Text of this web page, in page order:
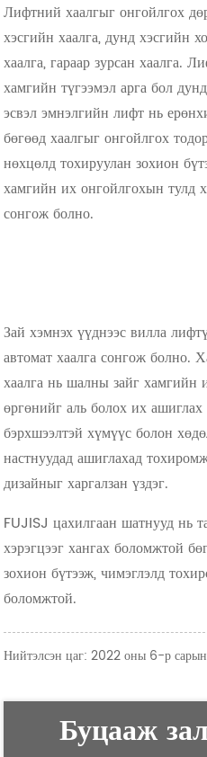
Лифтний хаалгыг онгойлгох
хэсгийн хаалга, дунд хэсгийн
хаалга, гараар зурсан хаалга.
хамгийн түгээмэл арга бол
эсвэл эмнэлгийн лифт нь
бөгөөд хаалгыг онгойлгох
нөхцөлд тохируулан зохион
хамгийн их онгойлгохын тулд
сонгож болно.
Зай хэмнэх үүднээс вилла
автомат хаалга сонгож болно.
хаалга нь шалны зайг
өргөнийг аль болох их
бэрхшээлтэй хүмүүс болон
настнуудад ашиглахад
дизайныг харгалзан үздэг.
FUJISJ цахилгаан шатнууд нь
хэрэгцээг хангах боломжтой
зохион бүтээж, чимэглэлд
боломжтой.
Нийтэлсэн цаг: 2022 оны 6-р сарын
Буцааж